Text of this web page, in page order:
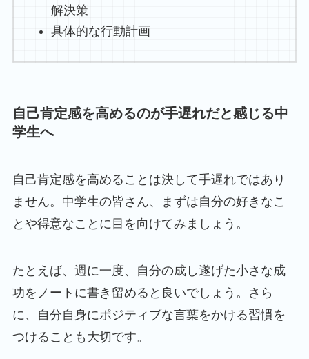
解決策
具体的な行動計画
自己肯定感を高めるのが手遅れだと感じる中
学生へ
自己肯定感を高めることは決して手遅れではあり
ません。中学生の皆さん、まずは自分の好きなこ
とや得意なことに目を向けてみましょう。
たとえば、週に一度、自分の成し遂げた小さな成
功をノートに書き留めると良いでしょう。さら
に、自分自身にポジティブな言葉をかける習慣を
つけることも大切です。